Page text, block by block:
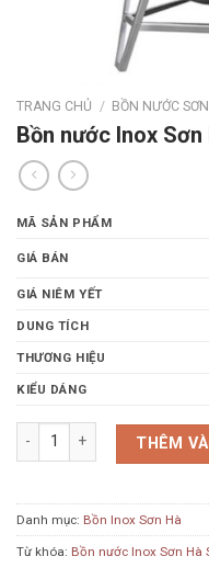
TRANG CHỦ / BỒN NƯỚC
Bồn nước Inox
MÃ SẢN PHẨM
GIÁ BÁN
GIÁ NIÊM YẾT
DUNG TÍCH
THƯƠNG HIỆU
KIỂU DÁNG
Bồn nước Inox Sơn Hà
THÊM
Danh mục: Bồn Inox Sơn Hà
Từ khóa: Bồn nước Inox Sơn Hà